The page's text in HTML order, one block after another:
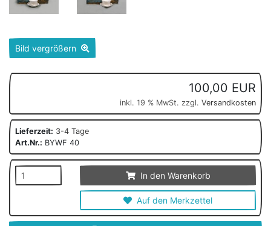
Bild vergrößern
100,00 EUR
inkl. 19 % MwSt. zzgl. Versandkosten
Lieferzeit: 3-4 Tage
Art.Nr.: BYWF 40
In den Warenkorb
Auf den Merkzettel